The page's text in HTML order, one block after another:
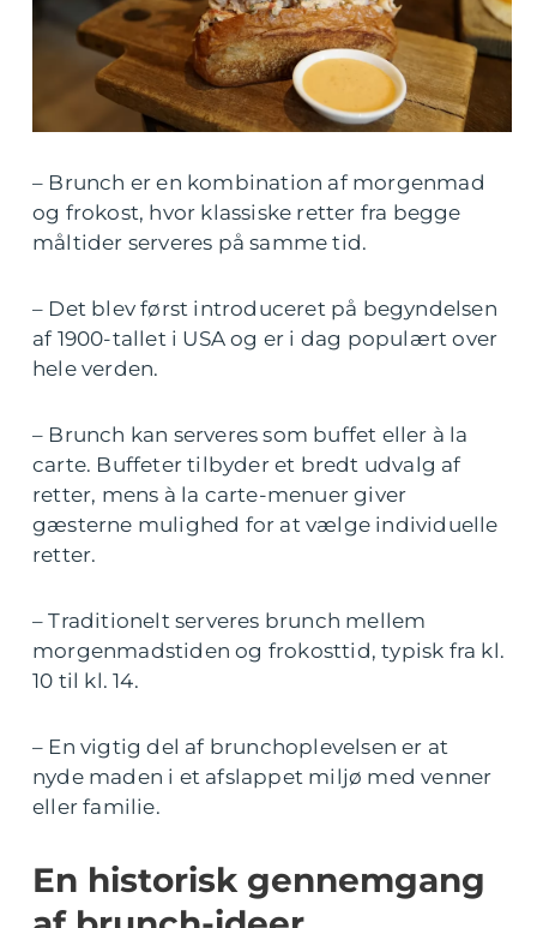
– Brunch er en kombination af morgenmad
og frokost, hvor klassiske retter fra begge
måltider serveres på samme tid.
– Det blev først introduceret på begyndelsen
af 1900-tallet i USA og er i dag populært over
hele verden.
– Brunch kan serveres som buffet eller à la
carte. Buffeter tilbyder et bredt udvalg af
retter, mens à la carte-menuer giver
gæsterne mulighed for at vælge individuelle
retter.
– Traditionelt serveres brunch mellem
morgenmadstiden og frokosttid, typisk fra kl.
10 til kl. 14.
– En vigtig del af brunchoplevelsen er at
nyde maden i et afslappet miljø med venner
eller familie.
En historisk gennemgang